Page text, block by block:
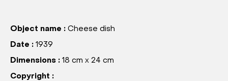
Object name : Cheese dish
Date : 1939
Dimensions : 18 cm x 24 cm
Copyright :